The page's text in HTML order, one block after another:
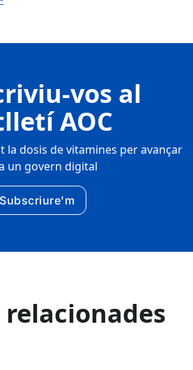
vos al
AOC
la dosis de vitamines per avançar
un govern digital
Subscriure'm
relacionades